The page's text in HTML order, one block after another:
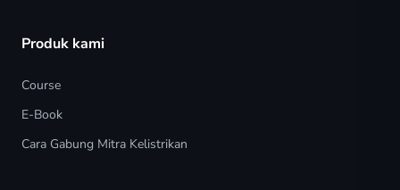
Produk kami
Course
E-Book
Cara Gabung Mitra Kelistrikan